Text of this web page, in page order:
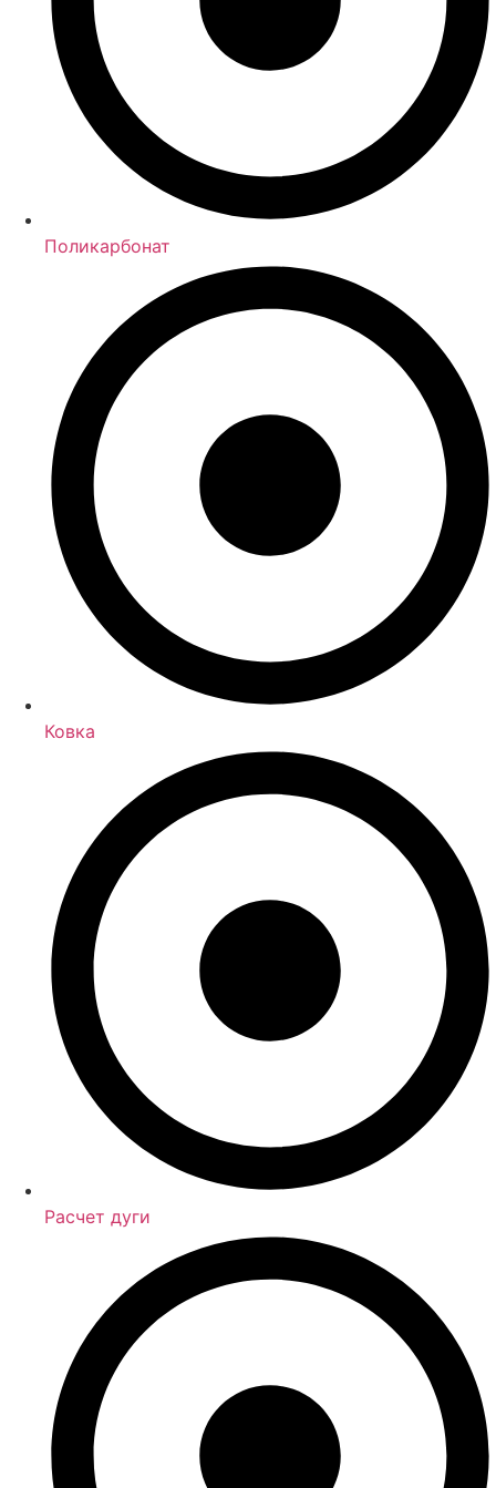
Поликарбонат
Ковка
Расчет дуги